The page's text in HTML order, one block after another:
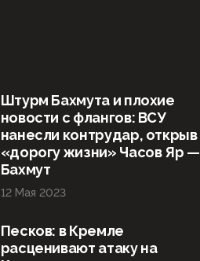
Штурм Бахмута и плохие
новости с флангов: ВСУ
нанесли контрудар, открыв
«дорогу жизни» Часов Яр —
Бахмут
12 Мая 2023
Песков: в Кремле
расценивают атаку на